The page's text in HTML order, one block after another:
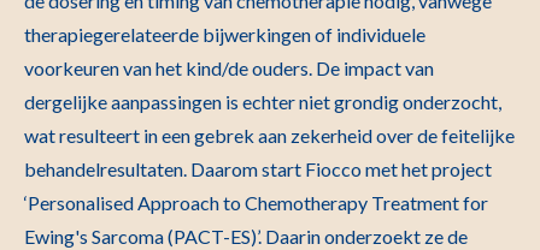
therapiegerelateerde bijwerkingen of individuele
voorkeuren van het kind/de ouders. De impact van
dergelijke aanpassingen is echter niet grondig onderzocht,
wat resulteert in een gebrek aan zekerheid over de feitelijke
behandelresultaten. Daarom start Fiocco met het project
‘Personalised Approach to Chemotherapy Treatment for
Ewing's Sarcoma (PACT-ES)’. Daarin onderzoekt ze de